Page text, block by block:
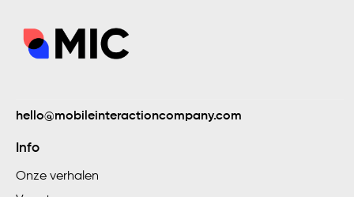
hello@mobileinteractioncompany.com
Info
Onze verhalen